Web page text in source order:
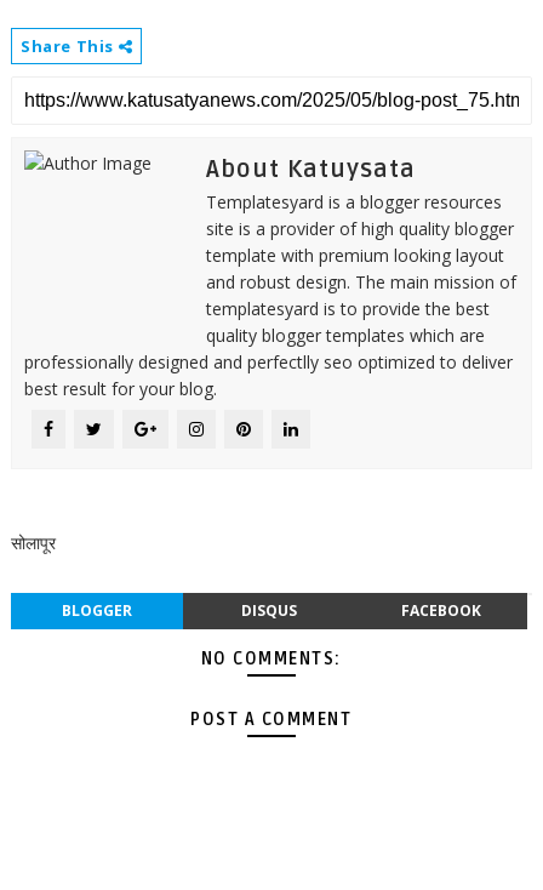
Share This
About Katuysata
Templatesyard is a blogger resources
site is a provider of high quality blogger
template with premium looking layout
and robust design. The main mission of
templatesyard is to provide the best
quality blogger templates which are
professionally designed and perfectlly seo optimized to deliver
best result for your blog.
सोलापूर
BLOGGER DISQUS FACEBOOK
NO COMMENTS:
POST A COMMENT